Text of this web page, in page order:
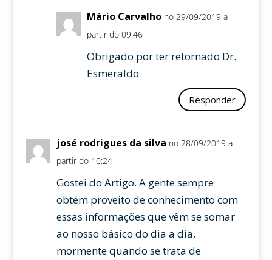
Mário Carvalho no 29/09/2019 a
partir do 09:46
Obrigado por ter retornado Dr.
Esmeraldo
Responder
josé rodrigues da silva no 28/09/2019 a
partir do 10:24
Gostei do Artigo. A gente sempre
obtém proveito de conhecimento com
essas informações que vêm se somar
ao nosso básico do dia a dia,
mormente quando se trata de